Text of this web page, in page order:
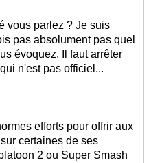
vous parlez ? Je suis
pas absolument pas quel
évoquez. Il faut arrêter
n'est pas officiel...
efforts pour offrir aux
certaines de ses
2 ou Super Smash